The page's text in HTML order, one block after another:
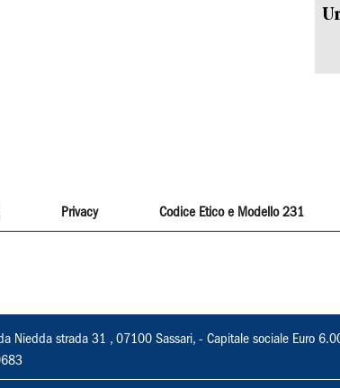
Privacy Codice Etico e Modello 231
Niedda strada 31 , 07100 Sassari, - Capitale sociale Euro